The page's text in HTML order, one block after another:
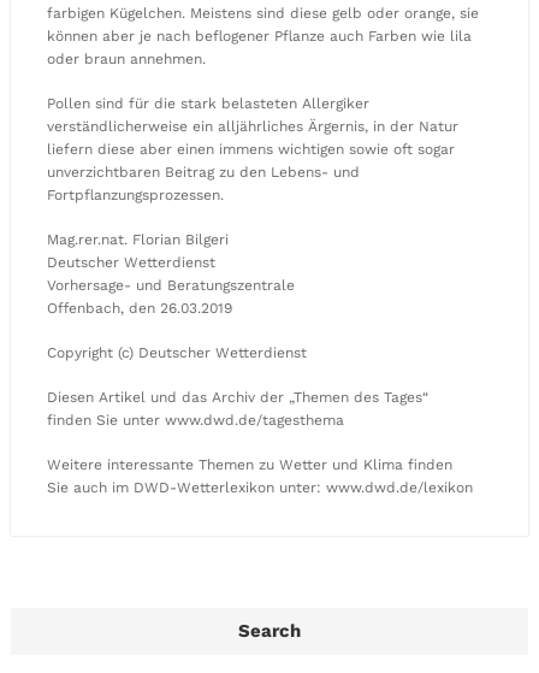
farbigen Kügelchen. Meistens sind diese gelb oder orange, sie
können aber je nach beflogener Pflanze auch Farben wie lila
oder braun annehmen.
Pollen sind für die stark belasteten Allergiker
verständlicherweise ein alljährliches Ärgernis, in der Natur
liefern diese aber einen immens wichtigen sowie oft sogar
unverzichtbaren Beitrag zu den Lebens- und
Fortpflanzungsprozessen.
Mag.rer.nat. Florian Bilgeri
Deutscher Wetterdienst
Vorhersage- und Beratungszentrale
Offenbach, den 26.03.2019
Copyright (c) Deutscher Wetterdienst
Diesen Artikel und das Archiv der „Themen des Tages“
finden Sie unter www.dwd.de/tagesthema
Weitere interessante Themen zu Wetter und Klima finden
Sie auch im DWD-Wetterlexikon unter: www.dwd.de/lexikon
Search